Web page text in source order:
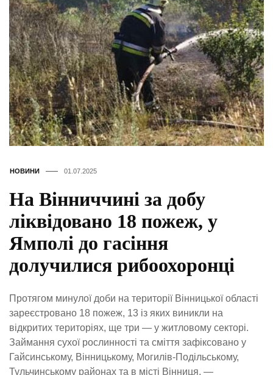
НОВИНИ 01.07.2025
На Вінниччині за добу
ліквідовано 18 пожеж, у
Ямполі до гасіння
долучилися рибоохоронці
Протягом минулої доби на території Вінницької області
зареєстровано 18 пожеж, 13 із яких виникли на
відкритих територіях, ще три — у житловому секторі.
Займання сухої рослинності та сміття зафіксовано у
Гайсинському, Вінницькому, Могилів-Подільському,
Тульчинському районах та в місті Вінниця, —